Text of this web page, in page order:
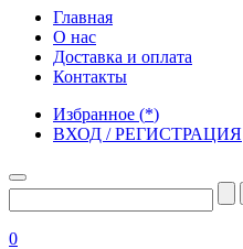
Главная
О нас
Доставка и оплата
Контакты
Избранное (*)
ВХОД / РЕГИСТРАЦИЯ
0